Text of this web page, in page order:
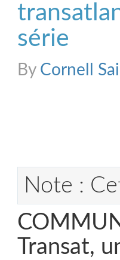
série
By Cornell
Note :
Transat,